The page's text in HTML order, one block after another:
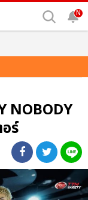
N
NOBODY
ร์